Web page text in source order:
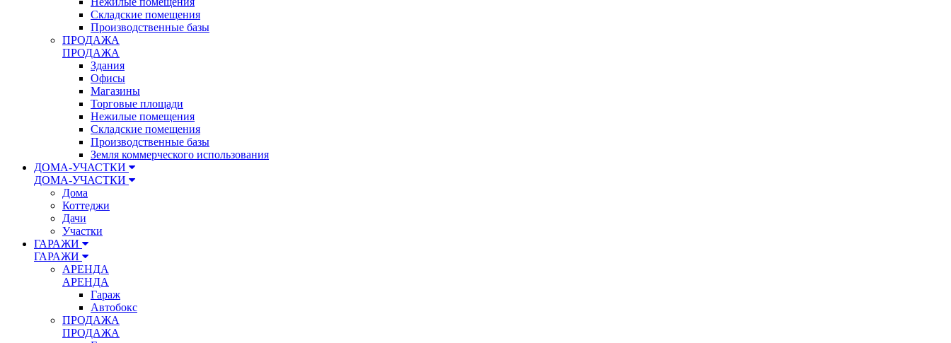
Складские помещения
Производственные базы
ПРОДАЖА
ПРОДАЖА
Здания
Офисы
Магазины
Торговые площади
Нежилые помещения
Складские помещения
Производственные базы
Земля коммерческого использования
ДОМА-УЧАСТКИ
ДОМА-УЧАСТКИ
Дома
Коттеджи
Дачи
Участки
ГАРАЖИ
ГАРАЖИ
АРЕНДА
АРЕНДА
Гараж
Автобокс
ПРОДАЖА
ПРОДАЖА